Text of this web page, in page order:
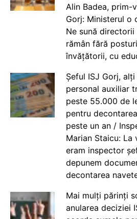
Alin Badea, prim-
Gorj: Ministerul o
Ne sună
rămân fără
învățătorii, cu
Șeful ISJ Gorj,
personal auxiliar
peste 55.000 de
pentru
peste un an /
Marian Staicu: La
eram inspector
depunem
decontarea
Mai mulți părinți
anularea deciziei